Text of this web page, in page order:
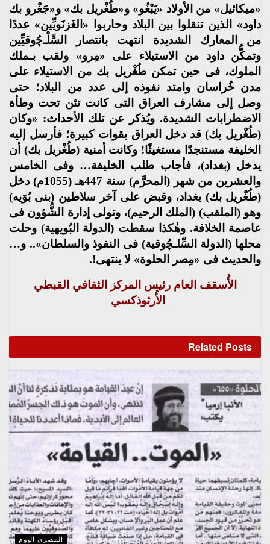
«ميكائيل» من الأولاد «يَبْغُو» و«طُغْريل بك» و«جَغْرو بك
داود» الذين تنقلوا بين البلاد وحاربوا «الغَزنَويِّين» عددًا
من المعارك الشديدة انتهت بانتصار السِّلْـﭼُوقيِّين
وتمكُّن داود من الاستيلاء على «مِرو» ولقب بـملك
الملوك، فى حين تمكن طُغْريل بك من الاستيلاء على
مدن خُراسان وامتد نفوذه إلى عدد من البلاد؛ حتى
وصل إلى مشارف العراق التى كانت تئن تحت وطأة
الاضطرابات الشديدة. ويُذكر عن تلك الأحداث: «وكان
(طُغْريل بك) قد دخل العراق بقوات كبيرة؛ فأرسل إليه
الخليفة مستنجدًا مستغيثًا! وكانت أمنية (طُغْريل بك) أن
يدخل (بغداد)، فأجاب طلب الخليفة… وفى الخامس
والعشرين من شهر (المحرَّم) سنة 447هـ (1055م) دخل
(طُغْريل بك) بغداد، وقبض على آخر سلاطين (بنى بُوَيه)
وهو (الملقب) (الملك الرحيم)، وتولى إدارة الشُّؤون فى
عاصمة الخلافة. وهٰكذا سقطت (الدولة البُويهية) وحلت
محلها (الدولة السِّلـﭽُوقية) فى النفوذ والسلطان».. و…
والحديث فى «مِصر الحلوة» لا ينتهى!.
الأُسقف العام رئيس المركز الثقافي القبطي
الأُرثوذكسي
Related Posts
المصرى اليوم